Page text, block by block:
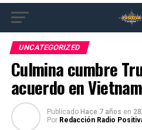
UNCATEGORIZED
Culmina cumbre
acuerdo en Vietnam
Publicado Hace 7 años en
Por Redacción Radio